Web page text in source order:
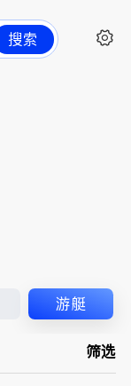
搜索
游艇
筛选